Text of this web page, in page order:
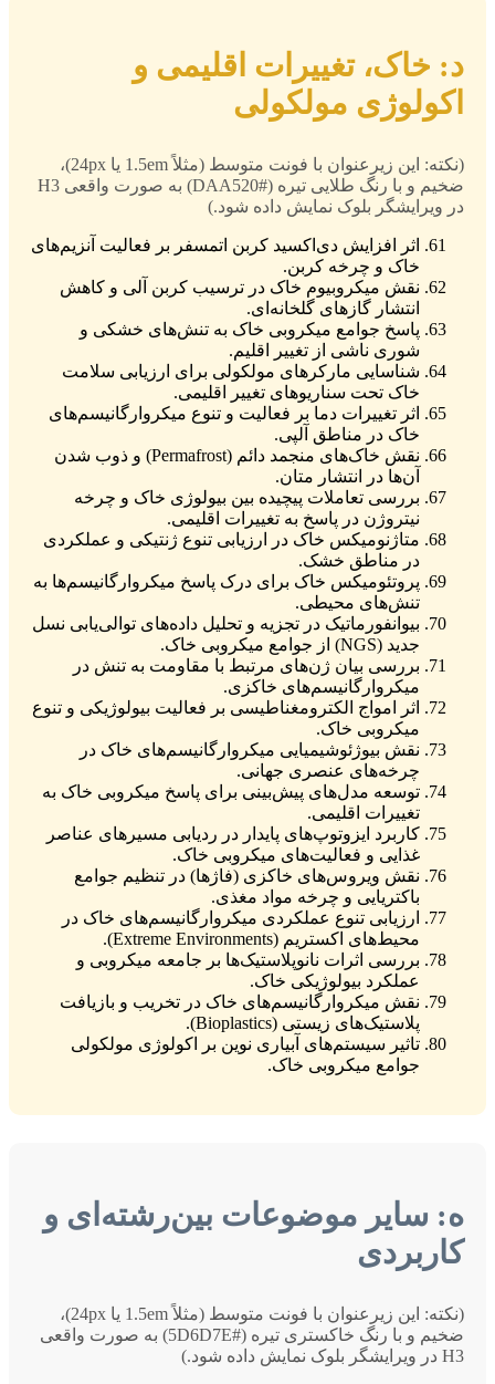
د: خاک، تغییرات اقلیمی و
اکولوژی مولکولی
(نکته: این زیرعنوان با فونت متوسط (مثلاً 1.5em یا 24px)،
ضخیم و با رنگ طلایی تیره (#DAA520) به صورت واقعی H3
در ویرایشگر بلوک نمایش داده شود.)
اثر افزایش دی‌اکسید کربن اتمسفر بر فعالیت آنزیم‌های
خاک و چرخه کربن.
نقش میکروبیوم خاک در ترسیب کربن آلی و کاهش
انتشار گازهای گلخانه‌ای.
پاسخ جوامع میکروبی خاک به تنش‌های خشکی و
شوری ناشی از تغییر اقلیم.
شناسایی مارکرهای مولکولی برای ارزیابی سلامت
خاک تحت سناریوهای تغییر اقلیمی.
اثر تغییرات دما بر فعالیت و تنوع میکروارگانیسم‌های
خاک در مناطق آلپی.
نقش خاک‌های منجمد دائم (Permafrost) و ذوب شدن
آن‌ها در انتشار متان.
بررسی تعاملات پیچیده بین بیولوژی خاک و چرخه
نیتروژن در پاسخ به تغییرات اقلیمی.
متاژنومیکس خاک در ارزیابی تنوع ژنتیکی و عملکردی
در مناطق خشک.
پروتئومیکس خاک برای درک پاسخ میکروارگانیسم‌ها به
تنش‌های محیطی.
بیوانفورماتیک در تجزیه و تحلیل داده‌های توالی‌یابی نسل
جدید (NGS) از جوامع میکروبی خاک.
بررسی بیان ژن‌های مرتبط با مقاومت به تنش در
میکروارگانیسم‌های خاکزی.
اثر امواج الکترومغناطیسی بر فعالیت بیولوژیکی و تنوع
میکروبی خاک.
نقش بیوژئوشیمیایی میکروارگانیسم‌های خاک در
چرخه‌های عنصری جهانی.
توسعه مدل‌های پیش‌بینی برای پاسخ میکروبی خاک به
تغییرات اقلیمی.
کاربرد ایزوتوپ‌های پایدار در ردیابی مسیرهای عناصر
غذایی و فعالیت‌های میکروبی خاک.
نقش ویروس‌های خاکزی (فاژها) در تنظیم جوامع
باکتریایی و چرخه مواد مغذی.
ارزیابی تنوع عملکردی میکروارگانیسم‌های خاک در
محیط‌های اکستریم (Extreme Environments).
بررسی اثرات نانوپلاستیک‌ها بر جامعه میکروبی و
عملکرد بیولوژیکی خاک.
نقش میکروارگانیسم‌های خاک در تخریب و بازیافت
پلاستیک‌های زیستی (Bioplastics).
تاثیر سیستم‌های آبیاری نوین بر اکولوژی مولکولی
جوامع میکروبی خاک.
ه: سایر موضوعات بین‌رشته‌ای و
کاربردی
(نکته: این زیرعنوان با فونت متوسط (مثلاً 1.5em یا 24px)،
ضخیم و با رنگ خاکستری تیره (#5D6D7E) به صورت واقعی
H3 در ویرایشگر بلوک نمایش داده شود.)